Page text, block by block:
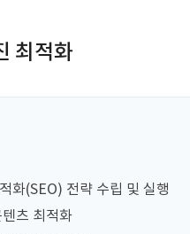
최적화
화(SEO) 전략 수립 및 실행
츠 최적화